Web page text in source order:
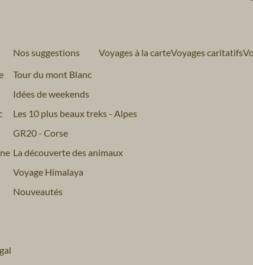
Nos suggestions
Tour du mont Blanc
Idées de weekends
Les 10 plus beaux treks - Alpes
GR20 - Corse
La découverte des animaux
Voyage Himalaya
Nouveautés
Voyages à la carteVoyages caritatifs